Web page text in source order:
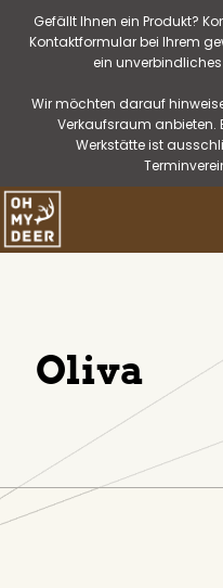
Gefällt Ihnen ein Produkt?
Kontaktformular bei Ihrem
ein
Wir möchten darauf
Verkaufsraum anbieten.
Werkstätte ist
Oliva